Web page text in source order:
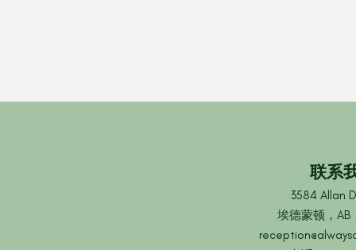
联系
3584 Allan
埃德蒙顿，AB